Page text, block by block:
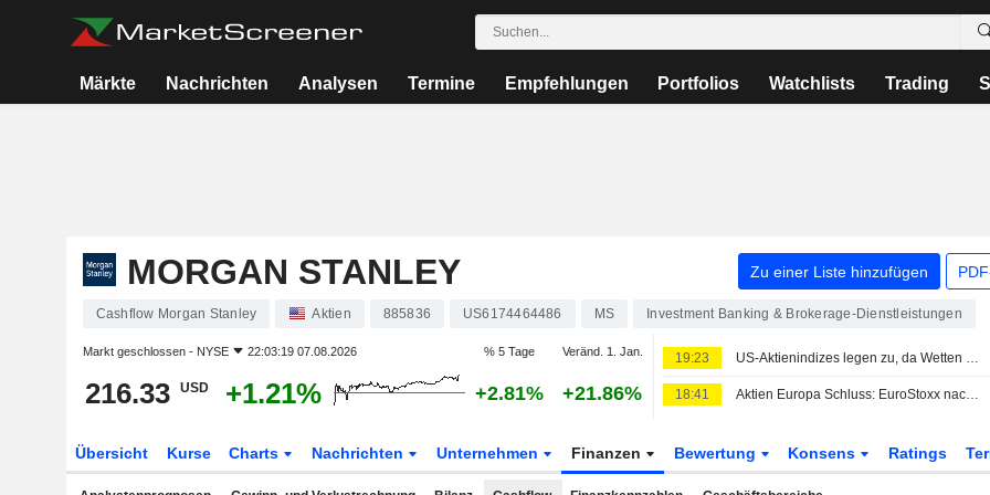
Märkte Nachrichten Analysen Termine Empfehlungen Portfolios Watchlists Trading
MORGAN STANLEY Zu einer Liste hinzufügen
Cashflow Morgan Stanley Aktien 885836 US6174464486 MS Investment Banking & Brokerage-Dienstleistungen
Markt geschlossen - NYSE 22:03:19 07.08.2026 % 5 Tage Veränd. 1. Jan.
216.33 USD +1.21% +2.81% +21.86%
19:23 US-Aktienindizes legen zu, da Wetten auf Fed-Pause steigen - nach unerwartetem Rückgang der Beschäftigung außerhalb der Landwirtschaft
18:41 Aktien Europa Schluss: EuroStoxx nach US-Jobdaten weiter auf Rekordkurs
Übersicht Kurse Charts Nachrichten Unternehmen Finanzen Bewertung Konsens Ratings